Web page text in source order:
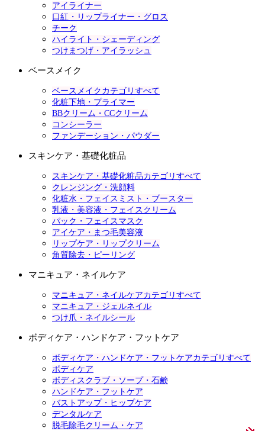
アイライナー
口紅・リップライナー・グロス
チーク
ハイライト・シェーディング
つけまつげ・アイラッシュ
ベースメイク
ベースメイクカテゴリすべて
化粧下地・プライマー
BBクリーム・CCクリーム
コンシーラー
ファンデーション・パウダー
スキンケア・基礎化粧品
スキンケア・基礎化粧品カテゴリすべて
クレンジング・洗顔料
化粧水・フェイスミスト・ブースター
乳液・美容液・フェイスクリーム
パック・フェイスマスク
アイケア・まつ毛美容液
リップケア・リップクリーム
角質除去・ピーリング
マニキュア・ネイルケア
マニキュア・ネイルケアカテゴリすべて
マニキュア・ジェルネイル
つけ爪・ネイルシール
ボディケア・ハンドケア・フットケア
ボディケア・ハンドケア・フットケアカテゴリすべて
ボディケア
ボディスクラブ・ソープ・石鹸
ハンドケア・フットケア
バストアップ・ヒップケア
デンタルケア
脱毛除毛クリーム・ケア